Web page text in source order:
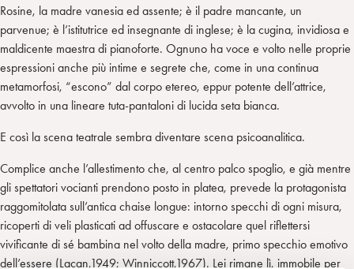
Rosine, la madre vanesia ed assente; è il padre mancante, un
parvenue; è l’istitutrice ed insegnante di inglese; è la cugina, invidiosa e
maldicente maestra di pianoforte. Ognuno ha voce e volto nelle proprie
espressioni anche più intime e segrete che, come in una continua
metamorfosi, “escono” dal corpo etereo, eppur potente dell’attrice,
avvolto in una lineare tuta-pantaloni di lucida seta bianca.
E così la scena teatrale sembra diventare scena psicoanalitica.
Complice anche l’allestimento che, al centro palco spoglio, e già mentre
gli spettatori vocianti prendono posto in platea, prevede la protagonista
raggomitolata sull’antica chaise longue: intorno specchi di ogni misura,
ricoperti di veli plasticati ad offuscare e ostacolare quel riflettersi
vivificante di sé bambina nel volto della madre, primo specchio emotivo
dell’essere (Lacan,1949; Winniccott,1967). Lei rimane lì, immobile per